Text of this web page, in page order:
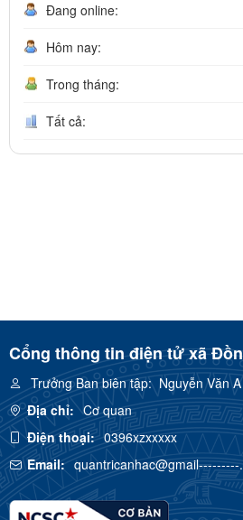
Đang online:
Hôm nay:
Trong tháng:
Tất cả:
Cổng thông tin điện tử xã
Trưởng Ban biên tập:Nguyễn Văn A
Địa chỉ: Cơ quan
Điện thoại: 0396xzxxxxx
Email: quantricanhac@gmail---------